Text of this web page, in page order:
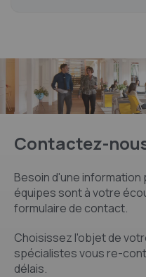
Contactez-
Besoin d'une information
équipes sont à votre
formulaire de contact.
Choisissez l'objet de
spécialistes vous re-
délais.